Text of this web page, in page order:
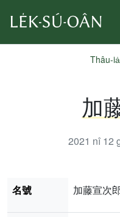
Thâu-
加
2021 nî 12
名號 加藤宣次